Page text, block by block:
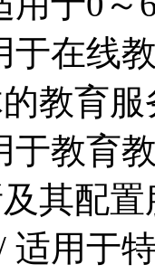
于在线
教育服
于教育
其配置
适用于